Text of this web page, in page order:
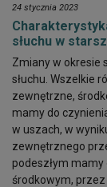
24 stycznia 2023
słuchu w
Zmiany w okresie
słuchu. Wszelkie
zewnętrzne,
mamy do
w uszach, w
zewnętrznego
podeszłym
środkowym, przez